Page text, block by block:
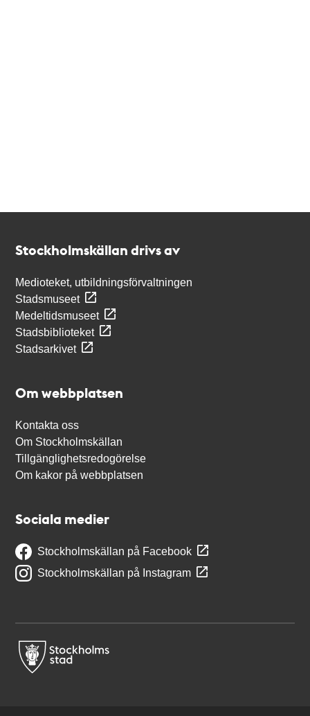
Stockholmskällan drivs av
Medioteket, utbildningsförvaltningen
Stadsmuseet
Medeltidsmuseet
Stadsbiblioteket
Stadsarkivet
Om webbplatsen
Kontakta oss
Om Stockholmskällan
Tillgänglighetsredogörelse
Om kakor på webbplatsen
Sociala medier
Stockholmskällan på Facebook
Stockholmskällan på Instagram